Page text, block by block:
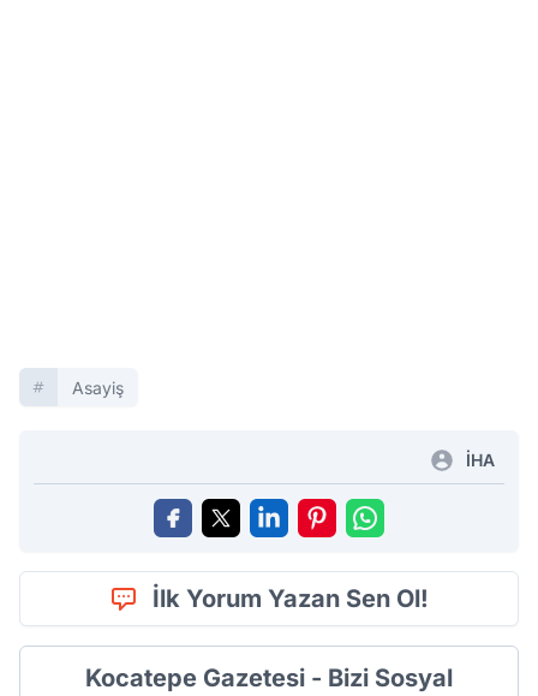
Asayiş
İHA
İlk Yorum Yazan Sen Ol!
Kocatepe Gazetesi - Bizi Sosyal